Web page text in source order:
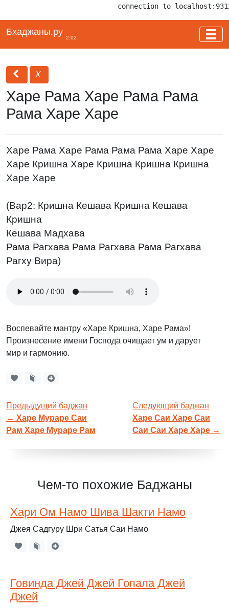
connection to
Бхаджаны.ру
2.02
Х
Харе Рама Харе Рама Рама
Рама Харе Харе
Харе Рама Харе Рама Рама Рама Харе Харе
Харе Кришна Харе Кришна Кришна Кришна
Харе Харе
(Вар2: Кришна Кешава Кришна Кешава
Кришна
Кешава Мадхава
Рама Рагхава Рама Рагхава Рама Рагхава
Рагху Вира)
Воспевайте мантру «Харе Кришна, Харе Рама»!
Произнесение имени Господа очищает ум и дарует
мир и гармонию.
Предыдущий баджан
← Харе Мураре Саи
Рам Харе Мураре Рам
Следующий баджан
Харе Саи Харе Саи
Саи Саи Харе Харе →
Чем-то похожие Баджаны
Хари Ом Намо Шива Шакти Намо
Джея Садгуру Шри Сатья Саи Намо
Говинда Джей Джей Гопала Джей
Джей